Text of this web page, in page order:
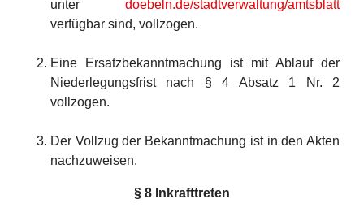
unter doebeln.de/stadtverwaltung/amtsblatt
verfügbar sind, vollzogen.
Eine Ersatzbekanntmachung ist mit Ablauf der
Niederlegungsfrist nach § 4 Absatz 1 Nr. 2
vollzogen.
Der Vollzug der Bekanntmachung ist in den Akten
nachzuweisen.
§ 8 Inkrafttreten